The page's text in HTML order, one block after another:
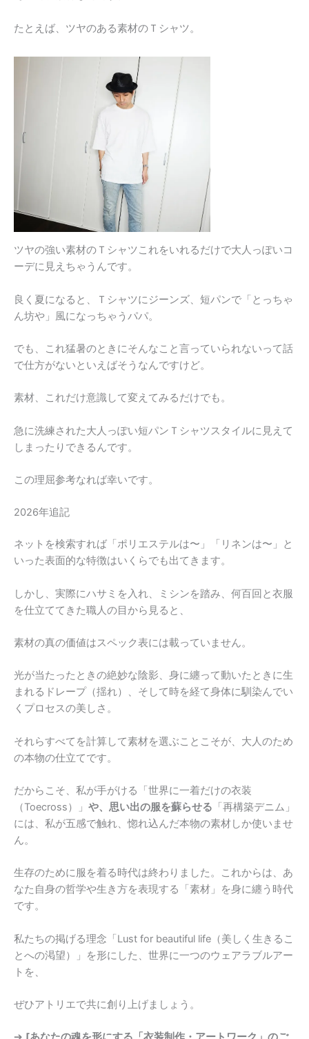
たとえば、ツヤのある素材のＴシャツ。
ツヤの強い素材のＴシャツこれをいれるだけで大人っぽいコ
ーデに見えちゃうんです。
良く夏になると、Ｔシャツにジーンズ、短パンで「とっちゃ
ん坊や」風になっちゃうパパ。
でも、これ猛暑のときにそんなこと言っていられないって話
で仕方がないといえばそうなんですけど。
素材、これだけ意識して変えてみるだけでも。
急に洗練された大人っぽい短パンＴシャツスタイルに見えて
しまったりできるんです。
この理屈参考なれば幸いです。
2026年追記
ネットを検索すれば「ポリエステルは〜」「リネンは〜」と
いった表面的な特徴はいくらでも出てきます。
しかし、実際にハサミを入れ、ミシンを踏み、何百回と衣服
を仕立ててきた職人の目から見ると、
素材の真の価値はスペック表には載っていません。
光が当たったときの絶妙な陰影、身に纏って動いたときに生
まれるドレープ（揺れ）、そして時を経て身体に馴染んでい
くプロセスの美しさ。
それらすべてを計算して素材を選ぶことこそが、大人のため
の本物の仕立てです。
だからこそ、私が手がける「世界に一着だけの衣装
（Toecross）」 や、思い出の服を蘇らせる 「再構築デニム」
には、私が五感で触れ、惚れ込んだ本物の素材しか使いませ
ん。
生存のために服を着る時代は終わりました。これからは、あ
なた自身の哲学や生き方を表現する「素材」を身に纏う時代
です。
私たちの掲げる理念「Lust for beautiful life（美しく生きるこ
とへの渇望）」を形にした、世界に一つのウェアラブルアー
トを、
ぜひアトリエで共に創り上げましょう。